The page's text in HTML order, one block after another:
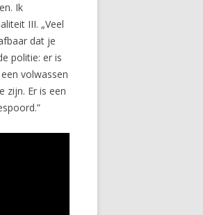
Ik
III. „Veel
dat je
politie: er is
volwassen
zijn. Er is een